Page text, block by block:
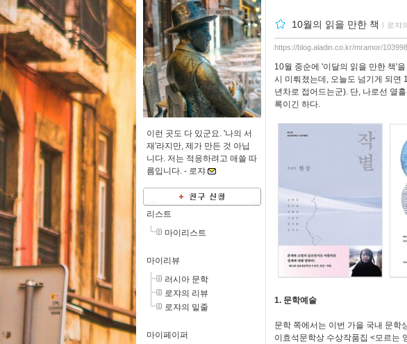
이런 곳도 다 있군요. '나의 서
재'라지만, 제가 만든 것 아닙
니다. 저는 적응하려고 애쓸 따
름입니다. - 로쟈
리스트
마이리스트
마이리뷰
러시아 문학
로쟈의 리뷰
로쟈의 밑줄
마이페이퍼
10월의 읽을 만한 책 ｌ 로쟈
https://blog.aladin.co.kr/mramor/
10월 중순에 '이달의 읽을 만한 책'
시 미뤄졌는데, 오늘도 넘기게 되면
년차로 접어드는군). 단, 나로선 열
록이긴 하다.
1. 문학예술
문학 쪽에서는 이번 가을 국내 문학
이효석문학상 수상작품집 <모르는